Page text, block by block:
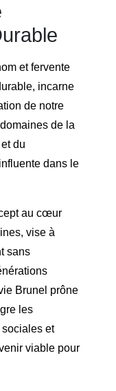
et fervente
incarne
de notre
de la
du
dans le
au cœur
vise à
sans
Brunel prône
les
et
viable pour